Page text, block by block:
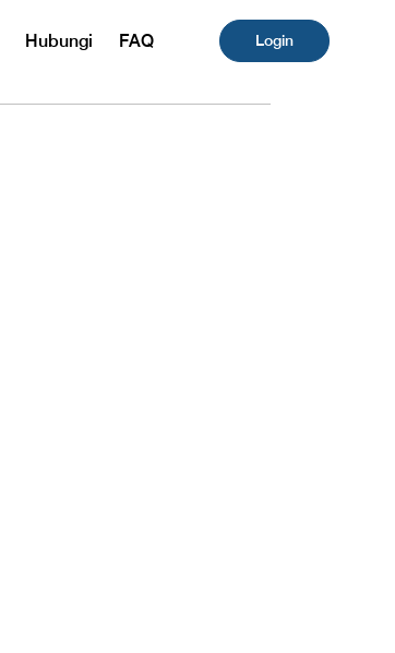
Hubungi FAQ Login